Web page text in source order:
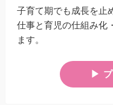
子育て期でも成長を止
仕事と育児の仕組み化
ます。
▶︎ プ